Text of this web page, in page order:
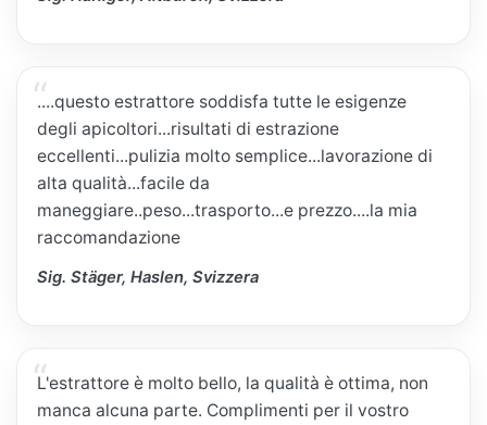
....questo estrattore soddisfa tutte le esigenze
degli apicoltori...risultati di estrazione
eccellenti...pulizia molto semplice...lavorazione di
alta qualità...facile da
maneggiare..peso...trasporto...e prezzo....la mia
raccomandazione
Sig. Stäger, Haslen, Svizzera
L'estrattore è molto bello, la qualità è ottima, non
manca alcuna parte. Complimenti per il vostro